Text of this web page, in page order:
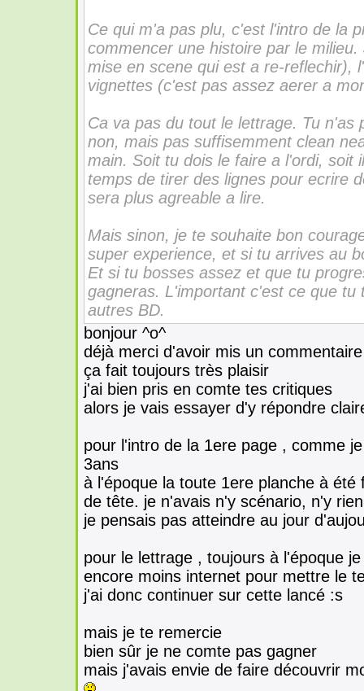
Ce qui m'a pas plu, c'est l'intro de la
commencer une histoire par le
mise en scene qui est a re-reflechir),
vignettes (c'est pas assez aerer a
Ca va pas du tout le lettrage. Tu n'as
non, mais pas suffisemment clean
main. Soit tu dois le faire a l'ordi, soit
temps de tirer des lignes pour ecrire
sera plus agreable a lire.
Mais sinon, je te souhaite bon
super experience, et si tu arrives au
Et si tu bosses assez et que tu
gagneras. L'important c'est ce que
autres BD.
bonjour ^o^
déjà merci d'avoir mis un commentaire
ça fait toujours très plaisir
j'ai bien pris en comte tes critiques
alors je vais essayer d'y répondre
pour l'intro de la 1ere page , comme
3ans
à l'époque la toute 1ere planche à
de tête. je n'avais n'y scénario, n'y
je pensais pas atteindre au jour
pour le lettrage , toujours à l'époque
encore moins internet pour mettre le
j'ai donc continuer sur cette lancé :s
mais je te remercie
bien sûr je ne comte pas gagner
mais j'avais envie de faire découvrir